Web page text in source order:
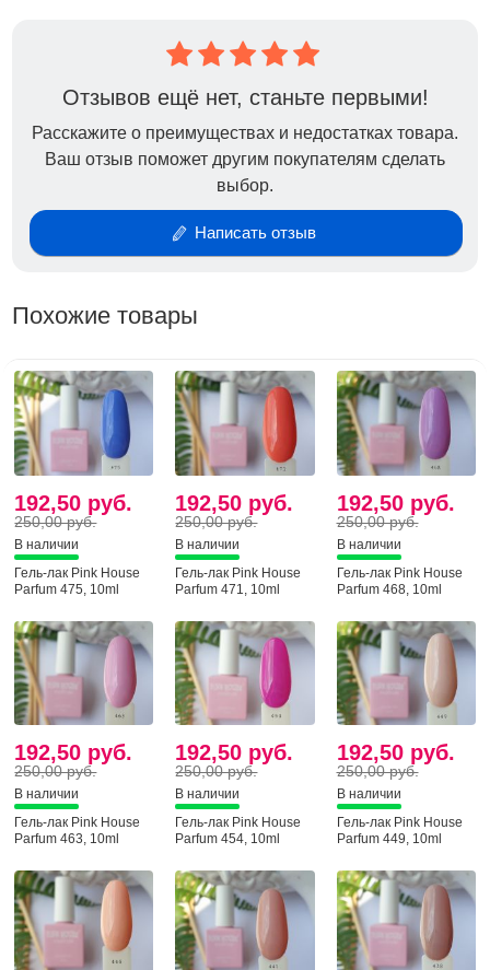
Отзывов ещё нет, станьте первыми!
Расскажите о преимуществах и недостатках товара.
Ваш отзыв поможет другим покупателям сделать
выбор.
Написать отзыв
Похожие товары
192,50 руб.
250,00 руб.
В наличии
Гель-лак Pink House
Parfum 475, 10ml
192,50 руб.
250,00 руб.
В наличии
Гель-лак Pink House
Parfum 471, 10ml
192,50 руб.
250,00 руб.
В наличии
Гель-лак Pink House
Parfum 468, 10ml
192,50 руб.
250,00 руб.
В наличии
Гель-лак Pink House
Parfum 463, 10ml
192,50 руб.
250,00 руб.
В наличии
Гель-лак Pink House
Parfum 454, 10ml
192,50 руб.
250,00 руб.
В наличии
Гель-лак Pink House
Parfum 449, 10ml